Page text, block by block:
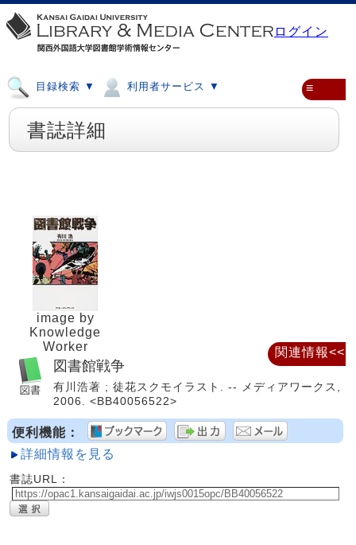
ログイン
目録検索 ▼ 利用者サービス ▼ ≡
書誌詳細
image by
Knowledge
Worker
図書館戦争
有川浩著 ; 徒花スクモイラスト. -- メディアワークス,
2006. <BB40056522>
便利機能：
詳細情報を見る
書誌URL：
関連情報<<